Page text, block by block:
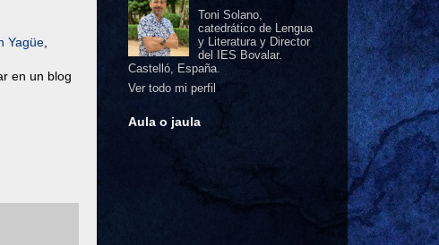
Yagüe
en un blog
Toni Solano,
catedrático de Lengua
y Literatura y Director
del IES Bovalar.
Castelló, España.
Ver todo mi perfil
Aula o jaula